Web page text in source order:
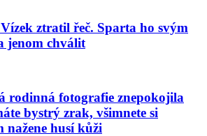
ztratil řeč. Sparta ho svým
jenom chválit
rodinná fotografie znepokojila
bystrý zrak, všimnete si
nažene husí kůži